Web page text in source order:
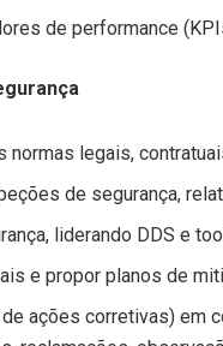
de performance
legais,
de segurança,
liderando DDS e
e propor planos de
ações corretivas) em